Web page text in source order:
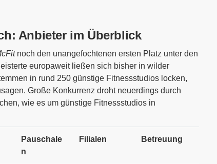
Anbieter im Überblick
noch den unangefochtenen ersten Platz unter den
europaweit ließen sich bisher in wilder
in rund 250 günstige Fitnessstudios locken,
Große Konkurrenz droht neuerdings durch
wie es um günstige Fitnessstudios in
Pauschale
n
Filialen Betreuung